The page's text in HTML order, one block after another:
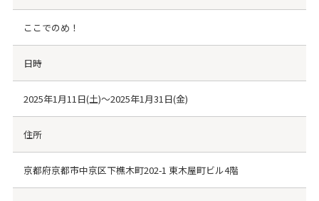
ここでのめ！
日時
2025年1月11日(土)〜2025年1月31日(金)
住所
京都府京都市中京区下樵木町202-1 東木屋町ビル4階